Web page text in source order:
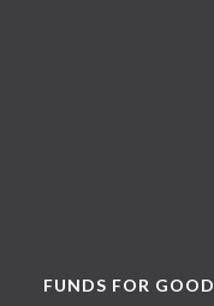
FUNDS FOR GOOD